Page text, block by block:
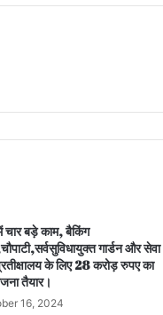
चार बड़े काम, बैकिंग
गार्डन और सेवा
के लिए 28 करोड़ रुपए का
तैयार।
16, 2024